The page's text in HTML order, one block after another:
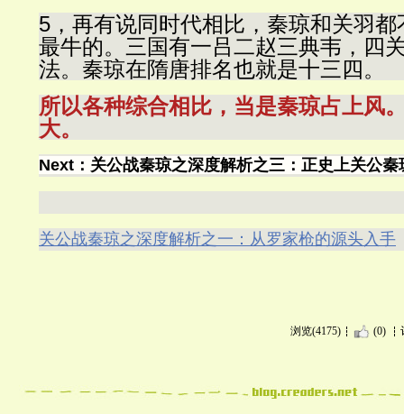
5，再有说同时代相比，秦琼和关羽
最牛的。三国有一吕二赵三典韦，四
法。秦琼在隋唐排名也就是十三四。
所以各种综合相比，当是秦琼占上风
大。
Next：关公战秦琼之深度解析之三：正史上关公秦
关公战秦琼之深度解析之一：从罗家枪的源头入手
浏览(4175) (0)